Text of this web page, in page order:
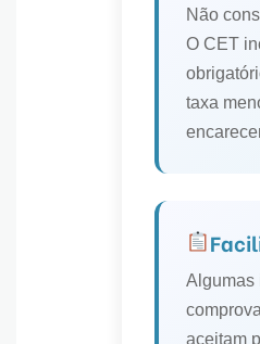
Não
O CET
taxa
Algumas
aceitam